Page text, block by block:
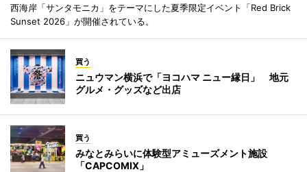
西海岸「サンタモニカ」をテーマにした夏季限定イベント「Red Brick
Sunset 2026」が開催されている。
買う
ニュウマン横浜で「ヨコハマ ニュー縁日」 地元
グルメ・グッズなど出店
買う
みなとみらいに体験型アミューズメント施設
「CAPCOMIX」